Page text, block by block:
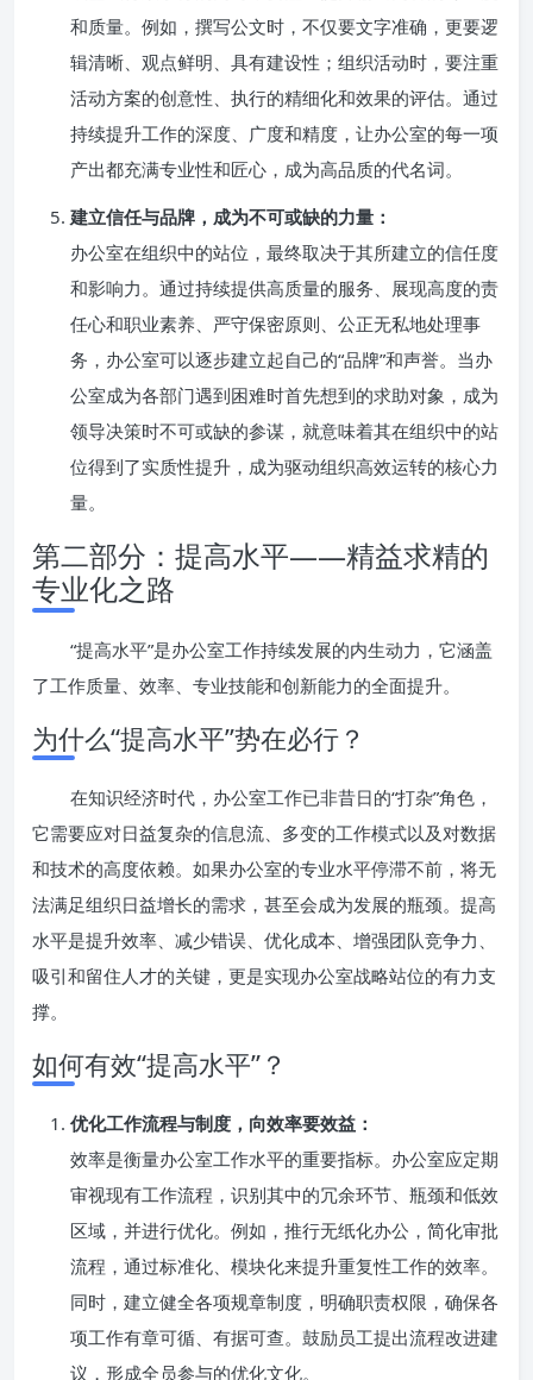
和质量。例如，撰写公文时，不仅要文字准确，更要逻
辑清晰、观点鲜明、具有建设性；组织活动时，要注重
活动方案的创意性、执行的精细化和效果的评估。通过
持续提升工作的深度、广度和精度，让办公室的每一项
产出都充满专业性和匠心，成为高品质的代名词。
建立信任与品牌，成为不可或缺的力量：
办公室在组织中的站位，最终取决于其所建立的信任度
和影响力。通过持续提供高质量的服务、展现高度的责
任心和职业素养、严守保密原则、公正无私地处理事
务，办公室可以逐步建立起自己的“品牌”和声誉。当办
公室成为各部门遇到困难时首先想到的求助对象，成为
领导决策时不可或缺的参谋，就意味着其在组织中的站
位得到了实质性提升，成为驱动组织高效运转的核心力
量。
第二部分：提高水平——精益求精的
专业化之路
“提高水平”是办公室工作持续发展的内生动力，它涵盖
了工作质量、效率、专业技能和创新能力的全面提升。
为什么“提高水平”势在必行？
在知识经济时代，办公室工作已非昔日的“打杂”角色，
它需要应对日益复杂的信息流、多变的工作模式以及对数据
和技术的高度依赖。如果办公室的专业水平停滞不前，将无
法满足组织日益增长的需求，甚至会成为发展的瓶颈。提高
水平是提升效率、减少错误、优化成本、增强团队竞争力、
吸引和留住人才的关键，更是实现办公室战略站位的有力支
撑。
如何有效“提高水平”？
优化工作流程与制度，向效率要效益：
效率是衡量办公室工作水平的重要指标。办公室应定期
审视现有工作流程，识别其中的冗余环节、瓶颈和低效
区域，并进行优化。例如，推行无纸化办公，简化审批
流程，通过标准化、模块化来提升重复性工作的效率。
同时，建立健全各项规章制度，明确职责权限，确保各
项工作有章可循、有据可查。鼓励员工提出流程改进建
议，形成全员参与的优化文化。